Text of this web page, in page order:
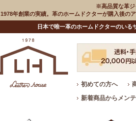
※高品質な革ジ
1978年創業の実績。革のホームドクターが購入後の
日本で唯一革のホームドクターのいる
初めての方へ
新着商品からメン